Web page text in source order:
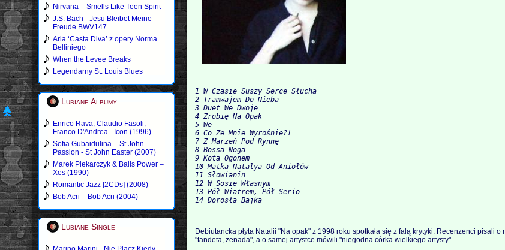
Nirvana – Smells Like Teen Spirit
J.S. Bach - Jesu Bleibet Meine
Freude BWV147
Aria ‘Casta Diva’ z opery Norma
Belliniego
When the Levee Breaks
Legendarny St. Louis Blues
Lubiane Albumy
Enrico Rava, Claudio Fasoli,
Franco D'Andrea - Icon (1996)
Sofia Gubaidulina – St John
Passion - St John Easter (2007)
Marek Piekarczyk & Balls Power –
Xes (1990)
Romantic Jazz [2CDs] (2008)
Bob Acri – Bob Acri (2004)
Lubiane Single
1 W Czasie Suszy Serce Słucha
2 Tramwajem Do Nieba
3 Duet We Dwoje
4 Zrobię Na Opak
5 We
6 Co Ze Mnie Wyrośnie?!
7 Z Marzeń Pod Rynnę
8 Bossa Noga
9 Kota Ogonem
10 Matka Natalya Od Aniołów
11 Słowianin
12 W Sosie Własnym
13 Pół Wiatrem, Pół Serio
Debiutancka płyta Natalii "Na opak" z 1998 roku spotkała się z falą krytyki. Recenzenci pisali o
"tandeta, żenada", a o samej artystce mówili "niegodna córka wielkiego artysty".